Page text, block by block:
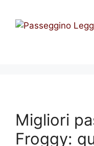
contenuto
Migliori
Froggy: